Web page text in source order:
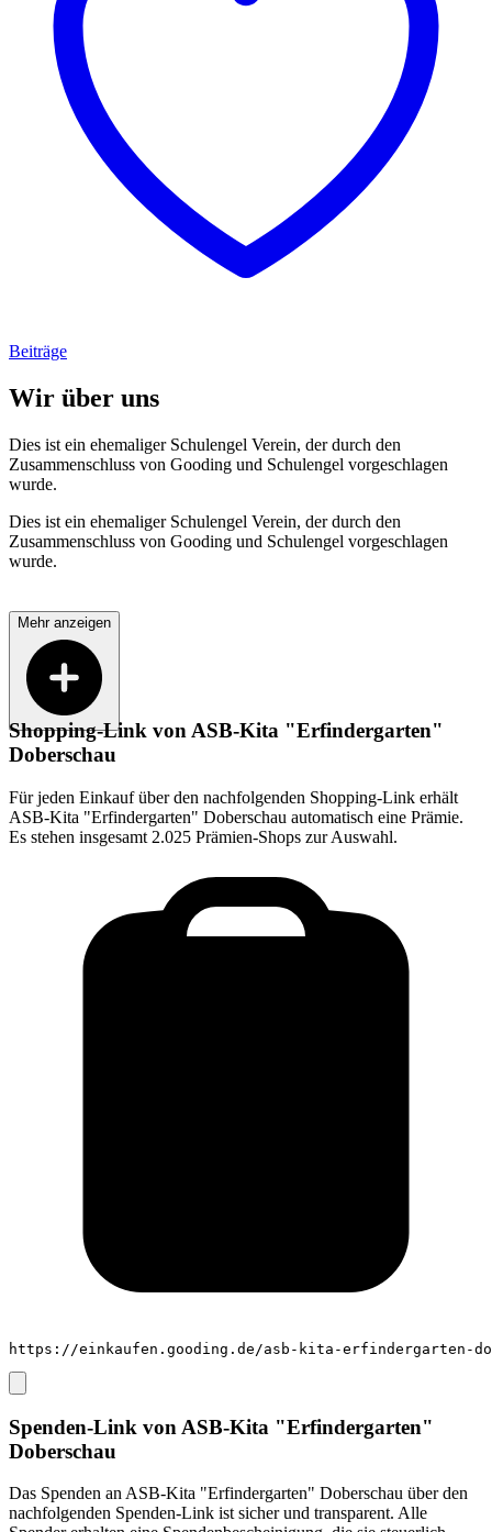
Beiträge
Wir über uns
Dies ist ein ehemaliger Schulengel Verein, der durch den
Zusammenschluss von Gooding und Schulengel vorgeschlagen
wurde.
Dies ist ein ehemaliger Schulengel Verein, der durch den
Zusammenschluss von Gooding und Schulengel vorgeschlagen
wurde.
Mehr anzeigen
Shopping-Link vonASB-Kita "Erfindergarten"
Doberschau
Für jeden Einkauf über den nachfolgenden Shopping-Link erhält
ASB-Kita "Erfindergarten" Doberschau automatisch eine Prämie.
Es stehen insgesamt 2.025 Prämien-Shops zur Auswahl.
https://einkaufen.gooding.de/asb-kita-erfindergarten-
Spenden-Link von ASB-Kita "Erfindergarten"
Doberschau
Das Spenden an ASB-Kita "Erfindergarten" Doberschau über den
nachfolgenden Spenden-Link ist sicher und transparent. Alle